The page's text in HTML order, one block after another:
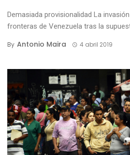
Demasiada provisionalidad La
fronteras de Venezuela tras la
By Antonio Maira 4 abril 2019